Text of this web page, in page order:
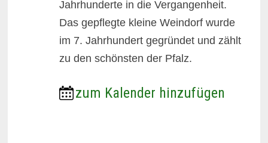
Jahrhunderte in die Vergangenheit.
Das gepflegte kleine Weindorf wurde
im 7. Jahrhundert gegründet und zählt
zu den schönsten der Pfalz.
zum Kalender hinzufügen